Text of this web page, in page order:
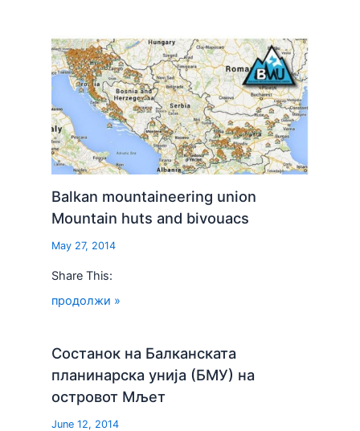
Balkan mountaineering union
Mountain huts and bivouacs
May 27, 2014
Share This:
продолжи »
Состанок на Балканската
планинарска унија (БМУ) на
островот Мљет
June 12, 2014